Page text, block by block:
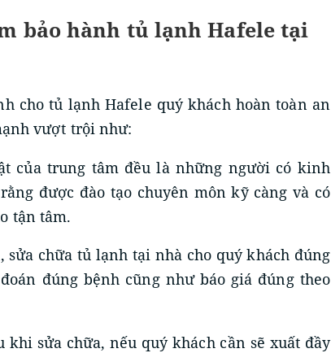
bảo hành tủ lạnh Hafele tại
cho tủ lạnh Hafele quý khách hoàn toàn an
vượt trội như:
của trung tâm đều là những người có kinh
được đào tạo chuyên môn kỹ càng và có
tận tâm.
chữa tủ lạnh tại nhà cho quý khách đúng
đúng bệnh cũng như báo giá đúng theo
khi sửa chữa, nếu quý khách cần sẽ xuất đầy